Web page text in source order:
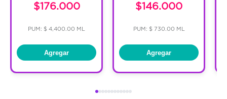
$176.000
PUM: $ 4,400.00 ML
Agregar
$146.000
PUM: $ 730.00 ML
Agregar